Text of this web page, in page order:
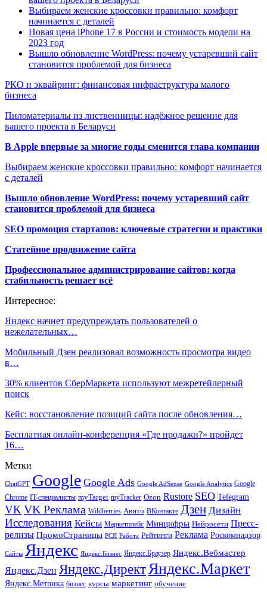
Выбираем женские кроссовки правильно: комфорт
начинается с деталей
Новая цена iPhone 17 в России и стоимость модели на
2023 год
Вышло обновление WordPress: почему устаревший сайт
становится проблемой для бизнеса
РКО и эквайринг: финансовая инфраструктура малого
бизнеса
Пиломатериалы из лиственницы: надёжное решение для
вашего проекта в Беларуси
В Apple впервые за многие годы сменится глава компании
Выбираем женские кроссовки правильно: комфорт начинается
с деталей
Вышло обновление WordPress: почему устаревший сайт
становится проблемой для бизнеса
SEO промоция стартапов: ключевые стратегии и практики
Статейное продвижение сайта
Профессиональное администрирование сайтов: когда
стабильность решает всё
Интересное:
Яндекс начнет предупреждать пользователей о
нежелательных…
Мобильный Дзен реализовал возможность просмотра видео
в…
30% клиентов СберМаркета используют межретейлерный
поиск
Кейс: восстановление позиций сайта после обновления…
Бесплатная онлайн-конференция «Где продажи?» пройдет
16…
Метки
ChatGPT Google Google Ads Google AdSense Google Analytics Google
Chrome IT-специалисты myTarget myTracker Ozon Rustore SEO Telegram
VK VK Реклама Wildberries Авито ВКонтакте Дзен Дизайн
Исследования Кейсы Маркетплейс Минцифры Нейросети Пресс-
релизы ПромоСтраницы РСЯ Работа Рейтинги Реклама Роскомнадзор
Сайты Яндекс Яндекс.Бизнес Яндекс.Браузер Яндекс.Вебмастер
Яндекс.Дзен Яндекс.ДиректЯндекс.Маркет
Яндекс.Метрика бизнес курсы маркетинг обучение